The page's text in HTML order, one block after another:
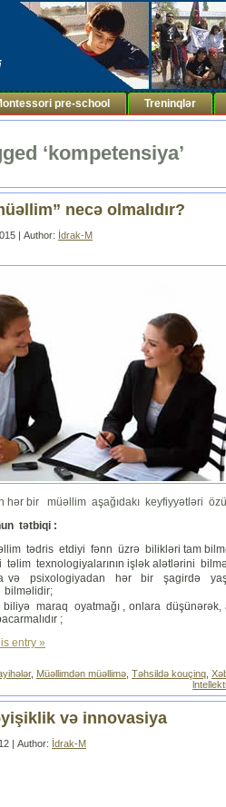
pre-school Treninqlər
‘kompetensiya’
necə olmalıdır?
| Author: İdrak-M
hər bir müəllim aşağıdakı keyfiyyətləri
tətbiqi :
tədris etdiyi fənn üzrə bilikləri tam
təlim texnologiyalarının işlək alətlərini
və psixologiyadan hər bir şagirdə
bilməlidir;
biliyə maraq oyatmağı , onlara düşünərək,
;
entry »
, Müəllimdən müəllimə Təhsildə kouçinq
və innovasiya
| Author: İdrak-M